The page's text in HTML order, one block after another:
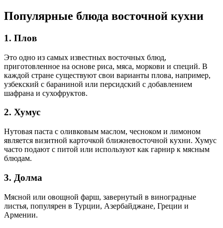
Популярные блюда восточной кухни
1. Плов
Это одно из самых известных восточных блюд,
приготовленное на основе риса, мяса, моркови и специй. В
каждой стране существуют свои варианты плова, например,
узбекский с бараниной или персидский с добавлением
шафрана и сухофруктов.
2. Хумус
Нутовая паста с оливковым маслом, чесноком и лимоном
является визитной карточкой ближневосточной кухни. Хумус
часто подают с питой или используют как гарнир к мясным
блюдам.
3. Долма
Мясной или овощной фарш, завернутый в виноградные
листья, популярен в Турции, Азербайджане, Греции и
Армении.